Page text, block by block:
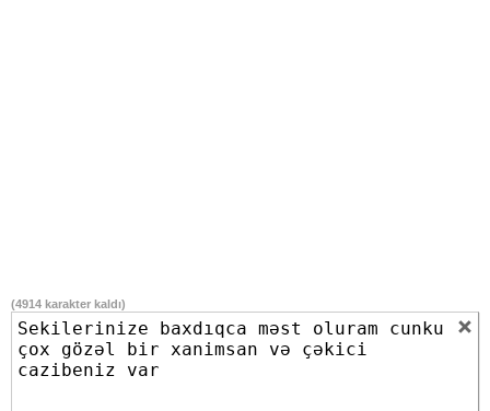
(4914 karakter kaldı)